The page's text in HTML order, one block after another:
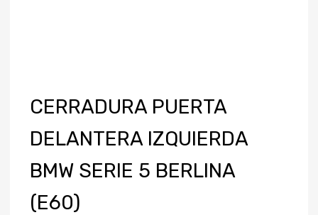
CERRADURA PUERTA
DELANTERA IZQUIERDA
BMW SERIE 5 BERLINA
(E60)